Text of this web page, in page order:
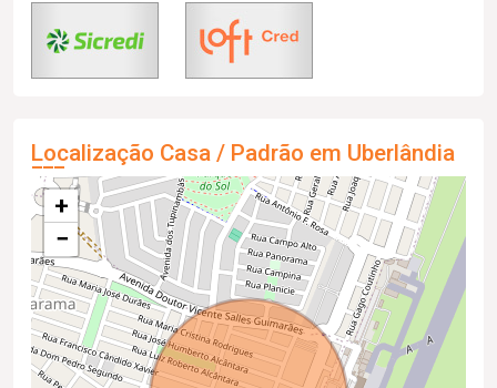
Localização Casa / Padrão em Uberlândia
+
−